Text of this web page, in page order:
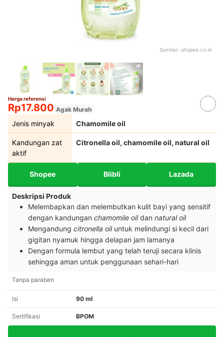
Sumber: shopee.co.id
Harga referensi
Rp17.800 Agak Murah
Jenis minyak Chamomile oil
Kandungan zat
aktif
Citronella oil, chamomile oil, natural oil
Shopee Blibli Lazada
Deskripsi Produk
Melembapkan dan melembutkan kulit bayi yang sensitif
dengan kandungan chamomile oildan natural oil
Mengandung citronella oiluntuk melindungi si kecil dari
gigitan nyamuk hingga delapan jam lamanya
Dengan formula lembut yang telah teruji secara klinis
sehingga aman untuk penggunaan sehari-hari
Tanpa paraben
Isi 90 ml
Sertifikasi BPOM